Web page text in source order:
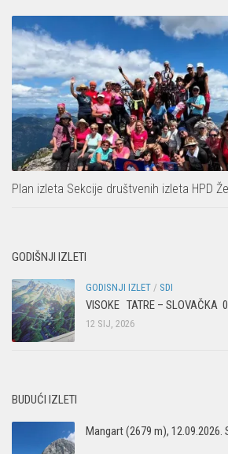
Plan izleta Sekcije društvenih izleta HPD
GODIŠNJI IZLETI
GODISNJI IZLET / SDI
VISOKE TATRE – SLOVAČKA
12 SIJ, 2026
BUDUĆI IZLETI
Mangart (2679 m), 12.09.2026.